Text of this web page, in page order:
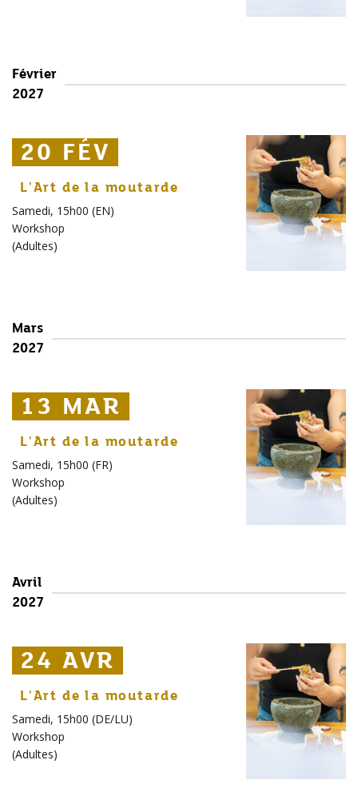
Février
2027
20 FÉV
20 FÉV
20 FÉV
L'Art de la moutarde
Samedi, 15h00 (EN)
Workshop
(Adultes)
Mars
2027
13 MAR
13 MAR
13 MAR
L'Art de la moutarde
Samedi, 15h00 (FR)
Workshop
(Adultes)
Avril
2027
24 AVR
24 AVR
24 AVR
L'Art de la moutarde
Samedi, 15h00 (DE/LU)
Workshop
(Adultes)